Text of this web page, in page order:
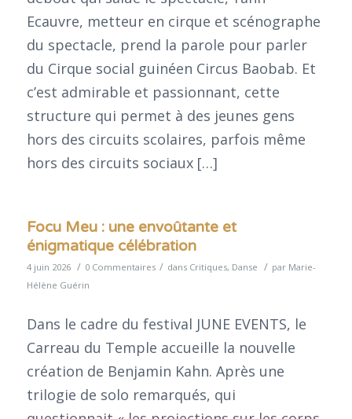
Ecauvre, metteur en cirque et scénographe
du spectacle, prend la parole pour parler
du Cirque social guinéen Circus Baobab. Et
c’est admirable et passionnant, cette
structure qui permet à des jeunes gens
hors des circuits scolaires, parfois même
hors des circuits sociaux […]
Focu Meu : une envoûtante et
énigmatique célébration
4 juin 2026 / 0 Commentaires / dans Critiques, Danse / par Marie-
Hélène Guérin
Dans le cadre du festival JUNE EVENTS, le
Carreau du Temple accueille la nouvelle
création de Benjamin Kahn. Après une
trilogie de solo remarqués, qui